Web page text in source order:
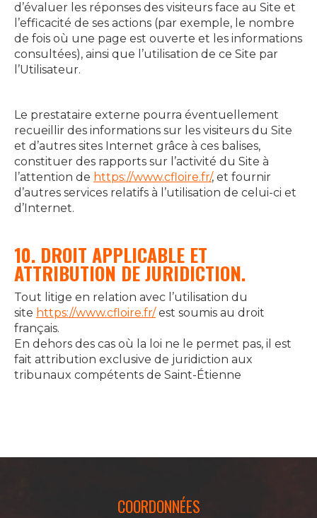
d’évaluer les réponses des visiteurs face au Site et
l’efficacité de ses actions (par exemple, le nombre
de fois où une page est ouverte et les informations
consultées), ainsi que l’utilisation de ce Site par
l’Utilisateur.
Le prestataire externe pourra éventuellement
recueillir des informations sur les visiteurs du Site
et d’autres sites Internet grâce à ces balises,
constituer des rapports sur l’activité du Site à
l’attention de https://www.cfloire.fr/, et fournir
d’autres services relatifs à l’utilisation de celui-ci et
d’Internet.
10. DROIT APPLICABLE ET
ATTRIBUTION DE JURIDICTION.
Tout litige en relation avec l’utilisation du
site https://www.cfloire.fr/est soumis au droit
français.
En dehors des cas où la loi ne le permet pas, il est
fait attribution exclusive de juridiction aux
tribunaux compétents de Saint-Étienne
COORDONNÉES